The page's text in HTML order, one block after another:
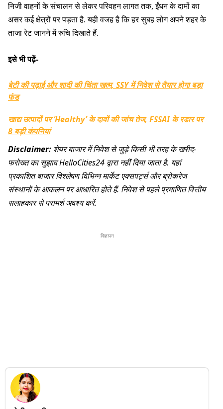
निजी वाहनों के संचालन से लेकर परिवहन लागत तक, ईंधन के दामों का
असर कई क्षेत्रों पर पड़ता है. यही वजह है कि हर सुबह लोग अपने शहर के
ताजा रेट जानने में रुचि दिखाते हैं.
इसे भी पढ़ें-
बेटी की पढ़ाई और शादी की चिंता खत्म, SSY में निवेश से तैयार होगा बड़ा
फंड
खाद्य उत्पादों पर ‘Healthy’ के दावों की जांच तेज, FSSAI के रडार पर
8 बड़ी कंपनियां
Disclaimer: शेयर बाजार में निवेश से जुड़े किसी भी तरह के खरीद-
फरोख्त का सुझाव HelloCities24 द्वारा नहीं दिया जाता है. यहां
प्रकाशित बाजार विश्लेषण विभिन्न मार्केट एक्सपर्ट्स और ब्रोकरेज
संस्थानों के आकलन पर आधारित होते हैं. निवेश से पहले प्रमाणित वित्तीय
सलाहकार से परामर्श अवश्य करें.
विज्ञापन